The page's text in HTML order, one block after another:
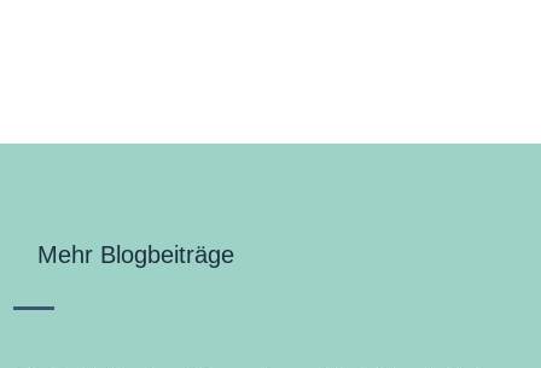
Mehr Blogbeiträge